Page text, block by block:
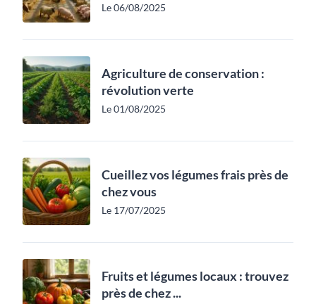
Le 06/08/2025
Agriculture de conservation :
révolution verte
Le 01/08/2025
Cueillez vos légumes frais près de
chez vous
Le 17/07/2025
Fruits et légumes locaux : trouvez
près de chez ...